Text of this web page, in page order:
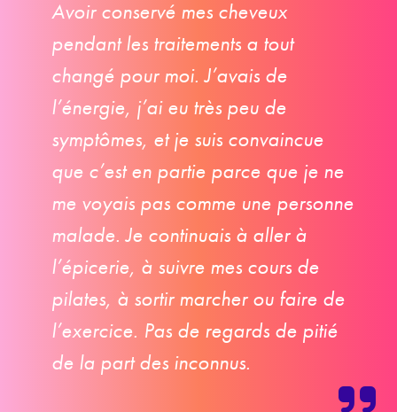
Avoir conservé mes cheveux
pendant les traitements a tout
changé pour moi. J’avais de
l’énergie, j’ai eu très peu de
symptômes, et je suis convaincue
que c’est en partie parce que je ne
me voyais pas comme une personne
malade. Je continuais à aller à
l’épicerie, à suivre mes cours de
pilates, à sortir marcher ou faire de
l’exercice. Pas de regards de pitié
de la part des inconnus.